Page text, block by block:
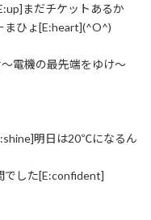
まだチケットあるか
まひょ[E:heart](^O^)
電機の最先端をゆけ～
明日は20℃になるん
でした[E:confident]